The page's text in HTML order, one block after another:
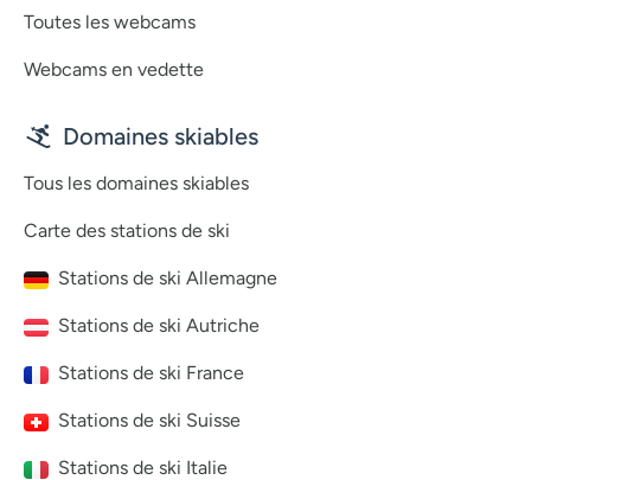
Toutes les webcams
Webcams en vedette
Domaines skiables
Tous les domaines skiables
Carte des stations de ski
Stations de ski Allemagne
Stations de ski Autriche
Stations de ski France
Stations de ski Suisse
Stations de ski Italie